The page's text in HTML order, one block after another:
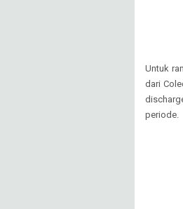
Untuk
dari
periode.